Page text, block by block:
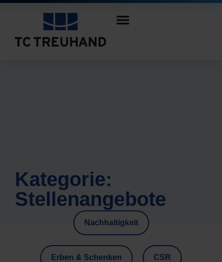
Kategorie:
Stellenangebote
Nachhaltigkeit
Erben & Schenken CSR